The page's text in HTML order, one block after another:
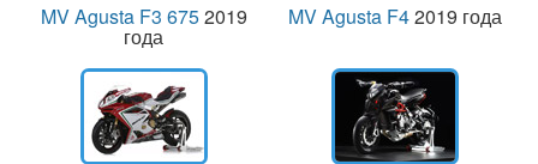
MV Agusta F3 6752019
года
MV Agusta F42019 года